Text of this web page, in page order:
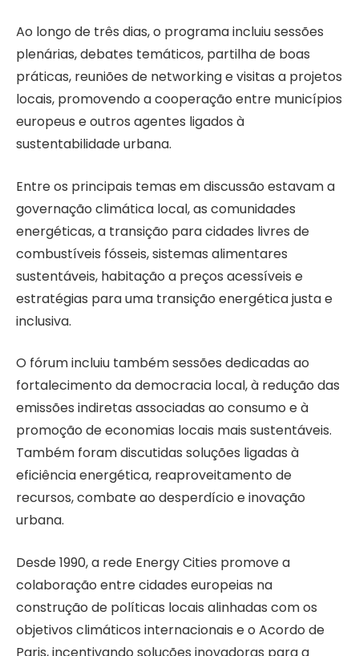
Ao longo de três dias, o programa incluiu sessões
plenárias, debates temáticos, partilha de boas
práticas, reuniões de networking e visitas a projetos
locais, promovendo a cooperação entre municípios
europeus e outros agentes ligados à
sustentabilidade urbana.
Entre os principais temas em discussão estavam a
governação climática local, as comunidades
energéticas, a transição para cidades livres de
combustíveis fósseis, sistemas alimentares
sustentáveis, habitação a preços acessíveis e
estratégias para uma transição energética justa e
inclusiva.
O fórum incluiu também sessões dedicadas ao
fortalecimento da democracia local, à redução das
emissões indiretas associadas ao consumo e à
promoção de economias locais mais sustentáveis.
Também foram discutidas soluções ligadas à
eficiência energética, reaproveitamento de
recursos, combate ao desperdício e inovação
urbana.
Desde 1990, a rede Energy Cities promove a
colaboração entre cidades europeias na
construção de políticas locais alinhadas com os
objetivos climáticos internacionais e o Acordo de